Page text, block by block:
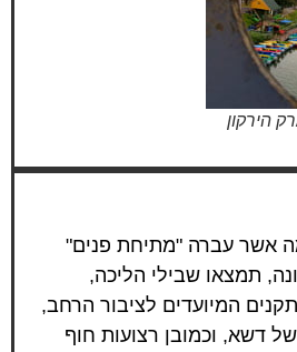
הירקון
אשר עברה "מתיחת פנים"
תמצאו שבילי הליכה,
המיועדים לציבור הרחב,
דשא, וכמובן רצועות חוף